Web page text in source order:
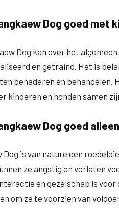
Dog goed met
Dog kan over het
en getraind. Het is
benaderen en
kinderen en honden samen
Dog goed
Dog is van nature een
ze angstig en verlaten
en gezelschap is voor
om ze te voorzien van